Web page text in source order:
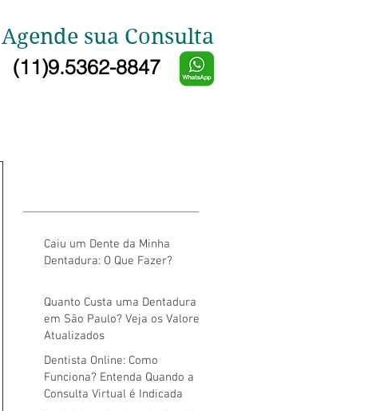
Agende sua Consulta
(11)9.5362-8847
Caiu um Dente da Minha
Dentadura: O Que Fazer?
Quanto Custa uma Dentadura
em São Paulo? Veja os Valores
Atualizados
Dentista Online: Como
Funciona? Entenda Quando a
Consulta Virtual é Indicada